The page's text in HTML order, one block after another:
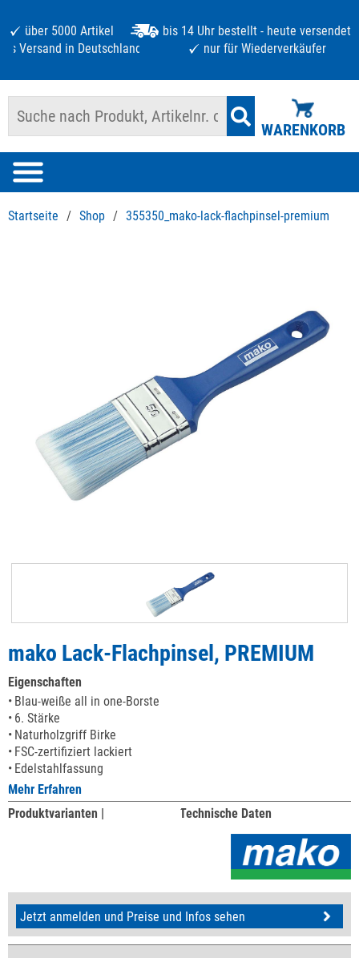
über 5000 Artikel
bis 14 Uhr bestellt - heute versendet
Versand in Deutschland ab 125 €
nur für Wiederverkäufer
WARENKORB
Startseite / Shop / 355350_mako-lack-flachpinsel-premium
mako Lack-Flachpinsel, PREMIUM
Eigenschaften
Blau-weiße all in one-Borste
6. Stärke
Naturholzgriff Birke
FSC-zertifiziert lackiert
Edelstahlfassung
Mehr Erfahren
Produktvarianten |
Technische Daten
Jetzt anmelden und Preise und Infos sehen